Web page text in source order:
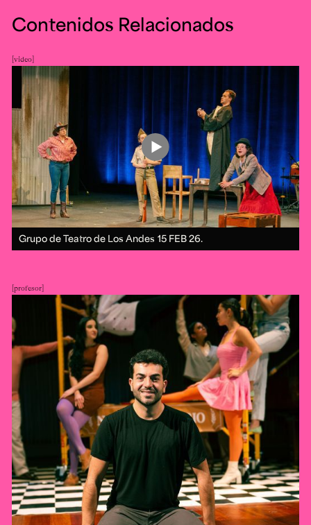
Contenidos Relacionados
video
Grupo de Teatro de Los Andes 15 FEB 26.
profesor